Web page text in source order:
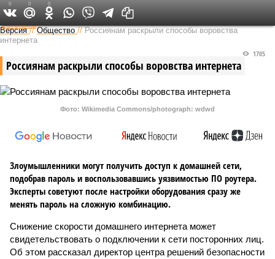
Федеральный выпуск
Версия //Общество //Россиянам раскрыли способы воровства
интернета
Россиянам раскрыли способы воровства интернета
1705
Фото: Wikimedia Commons/photograph: wdwd
Злоумышленники могут получить доступ к домашней сети,
подобрав пароль и воспользовавшись уязвимостью ПО роутера.
Эксперты советуют после настройки оборудования сразу же
менять пароль на сложную комбинацию.
Снижение скорости домашнего интернета может
свидетельствовать о подключении к сети посторонних лиц.
Об этом рассказал директор центра решений безопасности
0 0 0